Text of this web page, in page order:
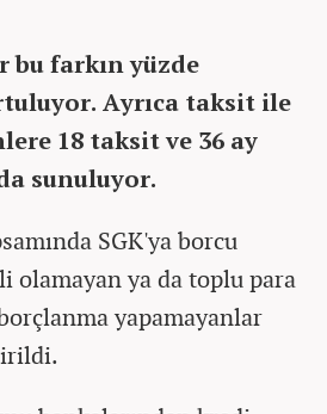
bu farkın yüzde
Ayrıca taksit ile
18 taksit ve 36 ay
sunuluyor.
SGK'ya borcu
olamayan ya da toplu para
yapamayanlar